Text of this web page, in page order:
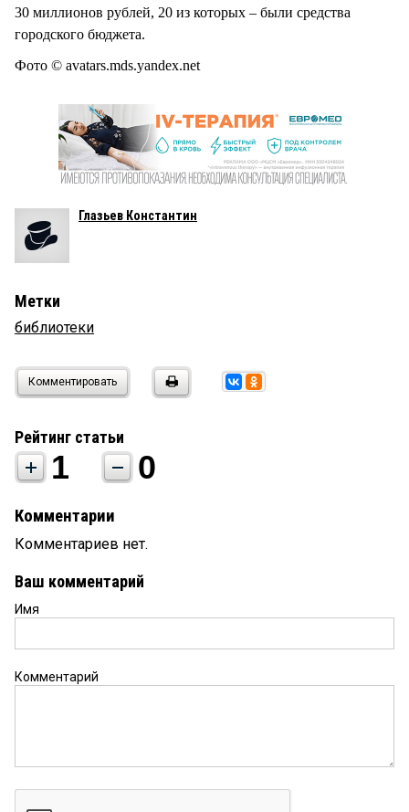
30 миллионов рублей, 20 из которых – были средства
городского бюджета.
Фото © avatars.mds.yandex.net
Глазьев Константин
Метки
библиотеки
Комментировать
Рейтинг статьи
1 0
Комментарии
Комментариев нет.
Ваш комментарий
Имя
Комментарий